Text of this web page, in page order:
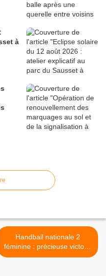
à
Handball nationale 2
féminine : précieuse victoire
du Aulnay Handball face à